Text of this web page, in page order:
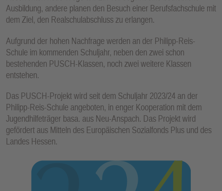
Ausbildung, andere planen den Besuch einer Berufsfachschule mit
dem Ziel, den Realschulabschluss zu erlangen.
Aufgrund der hohen Nachfrage werden an der Philipp-Reis-
Schule im kommenden Schuljahr, neben den zwei schon
bestehenden PUSCH-Klassen, noch zwei weitere Klassen
entstehen.
Das PUSCH-Projekt wird seit dem Schuljahr 2023/24 an der
Philipp-Reis-Schule angeboten, in enger Kooperation mit dem
Jugendhilfeträger basa. aus Neu-Anspach. Das Projekt wird
gefördert aus Mitteln des Europäischen Sozialfonds Plus und des
Landes Hessen.